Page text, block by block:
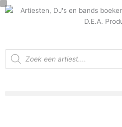
Ga
Producten
zoeken
C
g